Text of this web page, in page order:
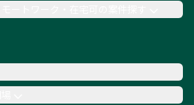
ートワーク・在宅可の案件探す